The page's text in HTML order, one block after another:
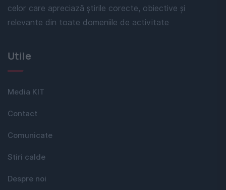
celor care apreciază știrile corecte, obiective și
relevante din toate domeniile de activitate
Utile
Media KIT
Contact
Comunicate
Stiri calde
Despre noi